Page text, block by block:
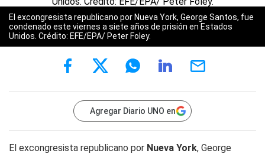
El excongresista republicano por Nueva York, George Santos, fue
condenado este viernes a siete años de prisión en Estados
Unidos. Crédito: EFE/EPA/ Peter Foley.
Agregar Diario UNO en
El excongresista republicano por Nueva York, George